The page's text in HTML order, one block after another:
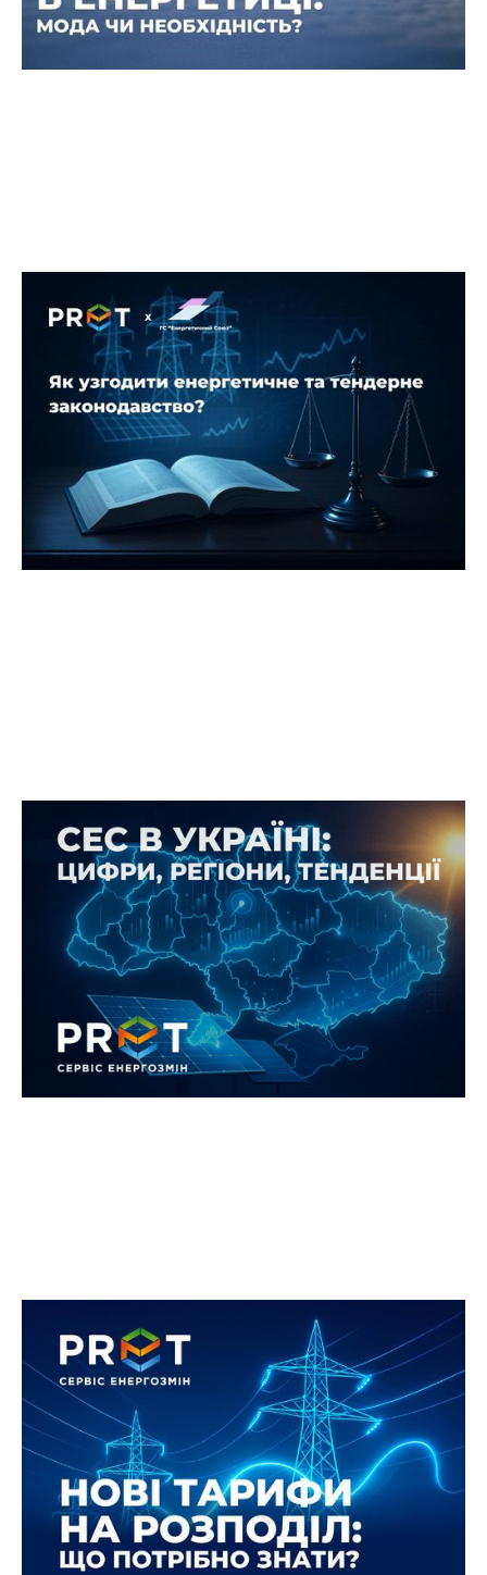
Подія у співпраці з ГС
«Енергетичний Союз» —
ефективний діалог і кроки до
спільних рішень!
13 серпня 2025 року відбулась зустріч учасників
ГС «Енергетичний Союз» на тему: «Активний
споживач та Prozorro: як узгодити енергетичне
та тендерне законодавство»
Як змінився попит на сонячні
електростанції в Україні у 2025
році: цифри, регіони, тенденції
За перше півріччя 2025 року український ринок
сонячної енергетики продовжив активний
розвиток, демонструючи стабільне зростання
потужностей розподіленої генерації.
Можливе запровадження проєкту
постанови на розподіл
електроенергії з 1 вересня 2025
року: що варто знати бізнесу
25 липня 2025 було запропоновано проєкт
постанови НКРЕКП про нові тарифи на послуги
з розподілу електроенергії.